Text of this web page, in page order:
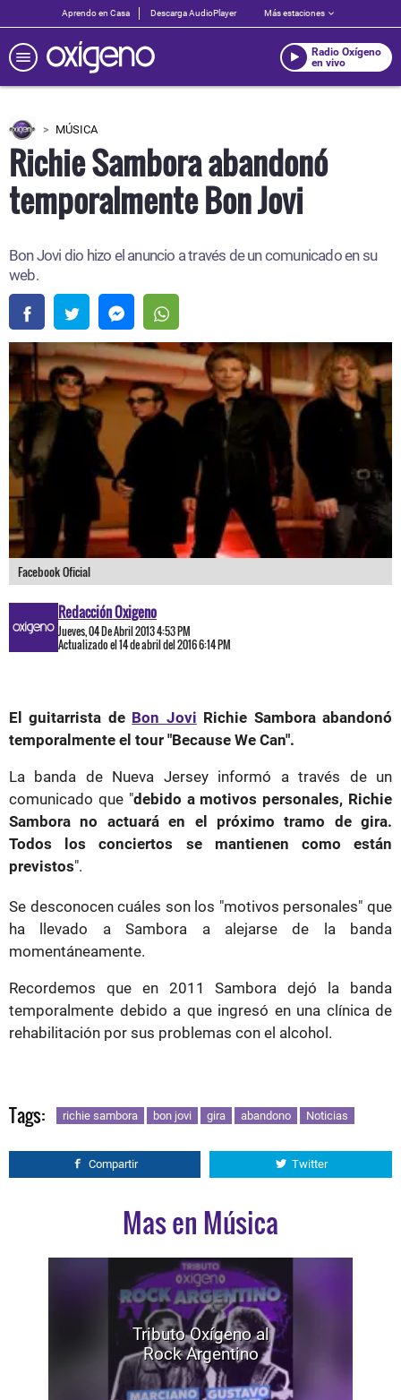
Aprendo en Casa Descarga AudioPlayer Más estaciones
Radio Oxígeno
en vivo
MÚSICA
Richie Sambora abandonó
temporalmente Bon Jovi
Bon Jovi dio hizo el anuncio a través de un comunicado en su
web.
Facebook Oficial
Redacción Oxigeno
Jueves, 04 De Abril 2013 4:53 PM
Actualizado el 14 de abril del 2016 6:14 PM
El guitarrista de Bon Jovi Richie Sambora abandonó
temporalmente el tour "Because We Can".
La banda de Nueva Jersey informó a través de un
comunicado que "debido a motivos personales, Richie
Sambora no actuará en el próximo tramo de gira.
Todos los conciertos se mantienen como están
previstos".
Se desconocen cuáles son los "motivos personales" que
ha llevado a Sambora a alejarse de la banda
momentáneamente.
Recordemos que en 2011 Sambora dejó la banda
temporalmente debido a que ingresó en una clínica de
rehabilitación por sus problemas con el alcohol.
Tags: richie sambora bon jovi gira abandono Noticias
Compartir Twitter
Mas en Música
Tributo Oxígeno al
Rock Argentino